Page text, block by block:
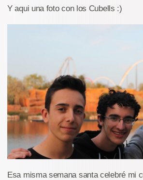
Y aqui una foto con los Cubells :)
Esa misma semana santa celebré mi